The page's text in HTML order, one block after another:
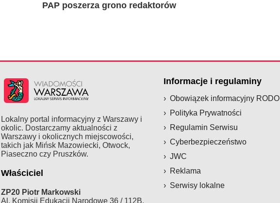
PAP poszerza grono redaktorów
Lokalny portal informacyjny z Warszawy i
okolic. Dostarczamy aktualności z
Warszawy i okolicznych miejscowości,
takich jak Mińsk Mazowiecki, Otwock,
Piaseczno czy Pruszków.
Właściciel
ZP20 Piotr Markowski
Al. Komisji Edukacji Narodowe 36 / 112B,
Informacje i regulaminy
Obowiązek informacyjny RODO
Polityka Prywatności
Regulamin Serwisu
Cyberbezpieczeństwo
JWC
Reklama
Serwisy lokalne